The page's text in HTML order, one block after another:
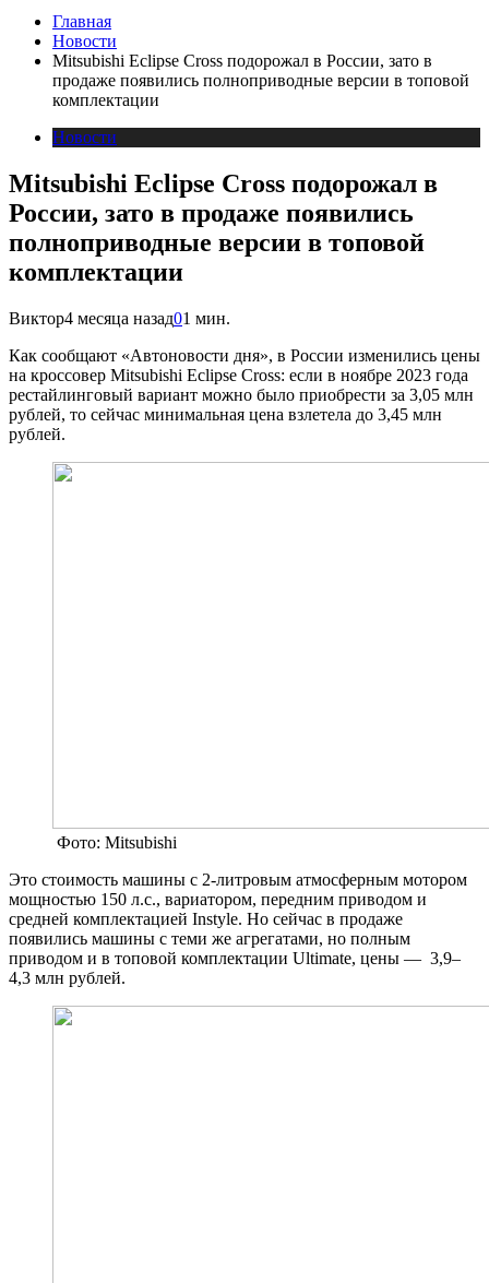
Главная
Новости
Mitsubishi Eclipse Cross подорожал в России, зато в
продаже появились полноприводные версии в топовой
комплектации
Новости
Mitsubishi Eclipse Cross подорожал в
России, зато в продаже появились
полноприводные версии в топовой
комплектации
Виктор4 месяца назад01 мин.
Как сообщают «Автоновости дня», в России изменились цены
на кроссовер Mitsubishi Eclipse Cross: если в ноябре 2023 года
рестайлинговый вариант можно было приобрести за 3,05 млн
рублей, то сейчас минимальная цена взлетела до 3,45 млн
рублей.
Фото: Mitsubishi
Это стоимость машины с 2-литровым атмосферным мотором
мощностью 150 л.с., вариатором, передним приводом и
средней комплектацией Instyle. Но сейчас в продаже
появились машины с теми же агрегатами, но полным
приводом и в топовой комплектации Ultimate, цены — 3,9–
4,3 млн рублей.